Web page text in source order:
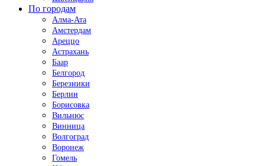
По городам
Алма-Ата
Амстердам
Ареццо
Астрахань
Баар
Белгород
Березники
Берлин
Борисовка
Вильнюс
Винница
Волгоград
Воронеж
Гомель